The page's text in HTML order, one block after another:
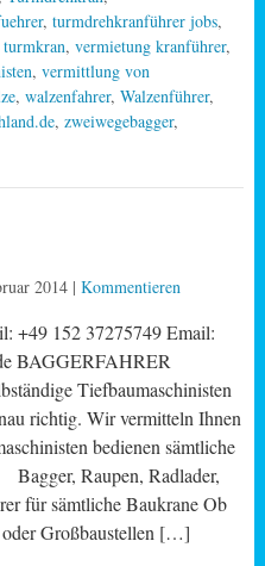
, turmdrehkranführer jobs,
turmkran, vermietung kranführer,
, vermittlung von
, walzenfahrer, Walzenführer,
, zweiwegebagger,
2014| Kommentieren
+49 152 37275749 Email:
BAGGERFAHRER
Tiefbaumaschinisten
richtig. Wir vermitteln Ihnen
bedienen sämtliche
Raupen, Radlader,
sämtliche Baukrane Ob
Großbaustellen […]